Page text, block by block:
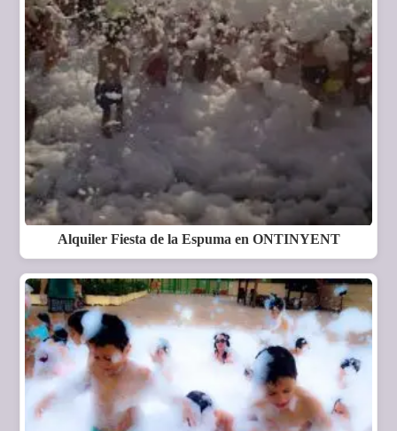
Alquiler Fiesta de la Espuma en ONTINYENT